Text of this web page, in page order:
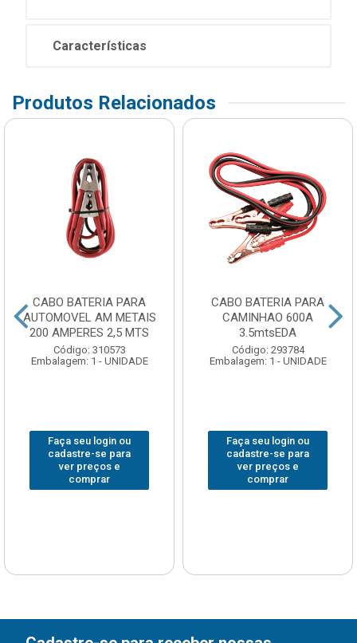
Características
Produtos Relacionados
CABO BATERIA PARA
AUTOMOVEL AM METAIS
200 AMPERES 2,5 MTS
Código: 310573
Embalagem: 1 - UNIDADE
Faça seu login ou
cadastre-se para
ver preços e
comprar
CABO BATERIA PARA
CAMINHAO 600A
3.5mtsEDA
Código: 293784
Embalagem: 1 - UNIDADE
Faça seu login ou
cadastre-se para
ver preços e
comprar